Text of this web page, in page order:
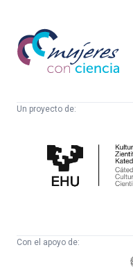
Mujeres
con
ciencia
Un proyecto de:
Cultura
Científica
Con el apoyo de: